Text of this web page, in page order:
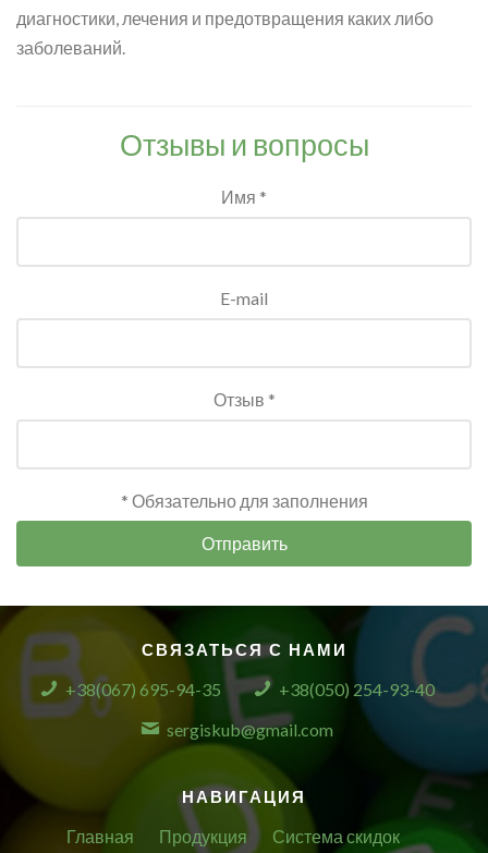
диагностики, лечения и предотвращения каких либо
заболеваний.
Отзывы и вопросы
Имя *
E-mail
Отзыв *
* Обязательно для заполнения
Отправить
СВЯЗАТЬСЯ С НАМИ
+38(067) 695-94-35
+38(050) 254-93-40
sergiskub@gmail.com
НАВИГАЦИЯ
Главная Продукция Система скидок